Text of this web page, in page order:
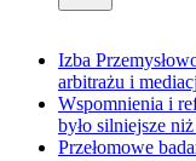
Izba
arbitrażu i
Wspomnienia i
było silniejsze
Przełomowe